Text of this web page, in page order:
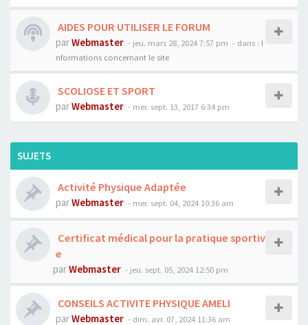
AIDES POUR UTILISER LE FORUM
parWebmaster - jeu. mars 28, 2024 7:57 pm - dans : I
nformations concernant le site
SCOLIOSE ET SPORT
parWebmaster - mer. sept. 13, 2017 6:34 pm
SUJETS
Activité Physique Adaptée
parWebmaster - mer. sept. 04, 2024 10:36 am
Certificat médical pour la pratique sportiv
e
parWebmaster - jeu. sept. 05, 2024 12:50 pm
CONSEILS ACTIVITE PHYSIQUE AMELI
parWebmaster - dim. avr. 07, 2024 11:36 am